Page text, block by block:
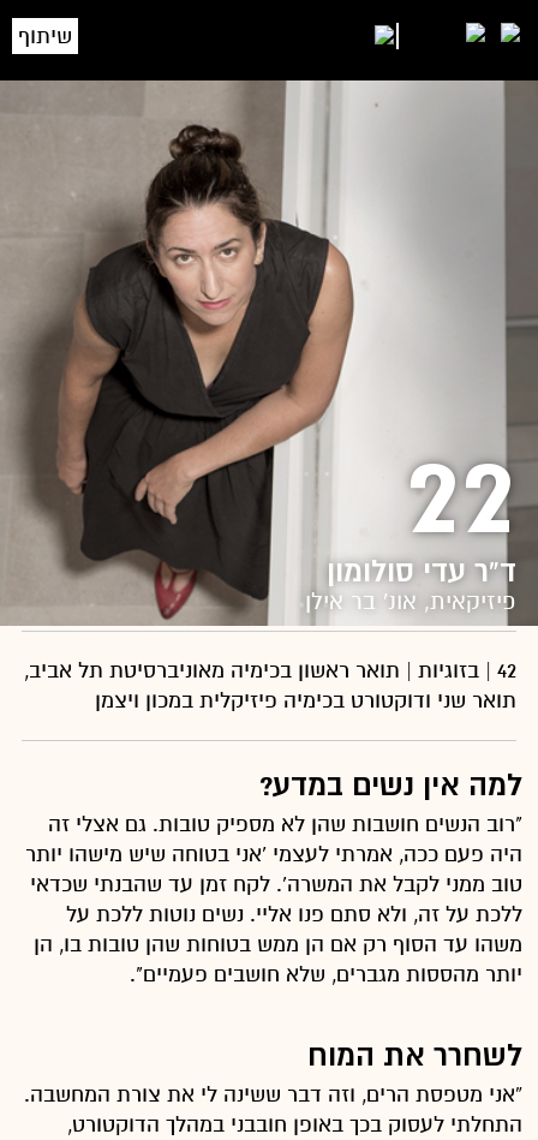
שיתוף
22
ד”ר עדי סולומון
פיזיקאית, אונ' בר אילן
42 | בזוגיות | תואר ראשון בכימיה מאוניברסיטת תל אביב,
תואר שני ודוקטורט בכימיה פיזיקלית במכון ויצמן
למה אין נשים במדע?
"רוב הנשים חושבות שהן לא מספיק טובות. גם אצלי זה
היה פעם ככה, אמרתי לעצמי ‘אני בטוחה שיש מישהו יותר
טוב ממני לקבל את המשרה’. לקח זמן עד שהבנתי שכדאי
ללכת על זה, ולא סתם פנו אליי. נשים נוטות ללכת על
משהו עד הסוף רק אם הן ממש בטוחות שהן טובות בו, הן
יותר מהססות מגברים, שלא חושבים פעמיים".
לשחרר את המוח
“אני מטפסת הרים, וזה דבר ששינה לי את צורת המחשבה.
התחלתי לעסוק בכך באופן חובבני במהלך הדוקטורט,